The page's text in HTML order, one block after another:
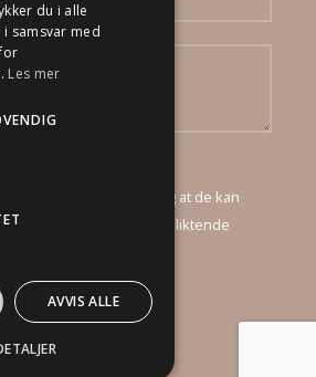
mine opplysninger, og at de kan
og telefon for et uforpliktende
du i alle
samsvar med
Les mer
AVVIS ALLE